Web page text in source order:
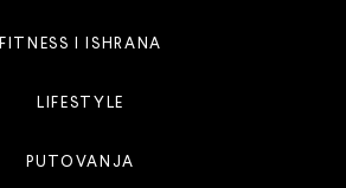
FITNESS I ISHRANA
LIFESTYLE
PUTOVANJA